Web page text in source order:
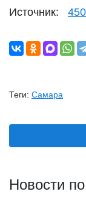
Источник:
Теги: Самара
Новости